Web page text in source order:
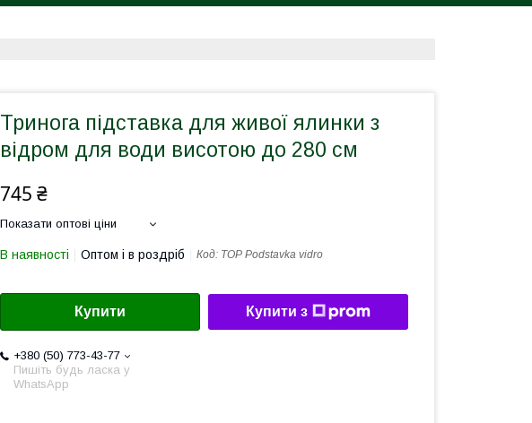
Тринога підставка для живої ялинки з
відром для води висотою до 280 см
745 ₴
Показати оптові ціни
В наявності Оптом і в роздріб Код: TOP Podstavka vidro
Купити Купити з
+380 (50) 773-43-77
Пишіть будь ласка у
WhatsApp